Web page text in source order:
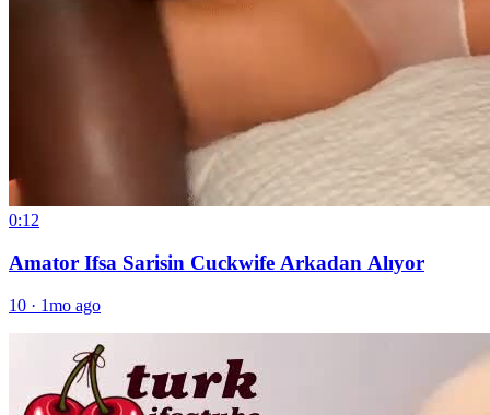
0:12
Amator Ifsa Sarisin Cuckwife Arkadan Alıyor
10 · 1mo ago